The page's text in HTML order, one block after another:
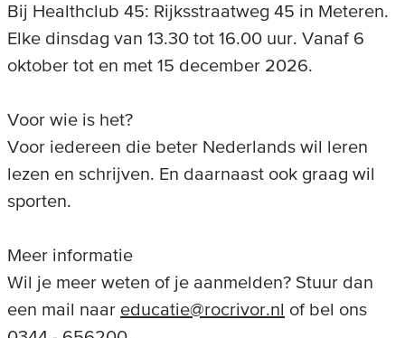
Bij Healthclub 45: Rijksstraatweg 45 in Meteren.
Elke dinsdag van 13.30 tot 16.00 uur. Vanaf 6
oktober tot en met 15 december 2026.
Voor wie is het?
Voor iedereen die beter Nederlands wil leren
lezen en schrijven. En daarnaast ook graag wil
sporten.
Meer informatie
Wil je meer weten of je aanmelden? Stuur dan
een mail naar educatie@rocrivor.nl of bel ons